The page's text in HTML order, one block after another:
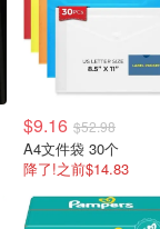
$9.16 $52.98
A4文件袋 30个
降了!之前$14.83